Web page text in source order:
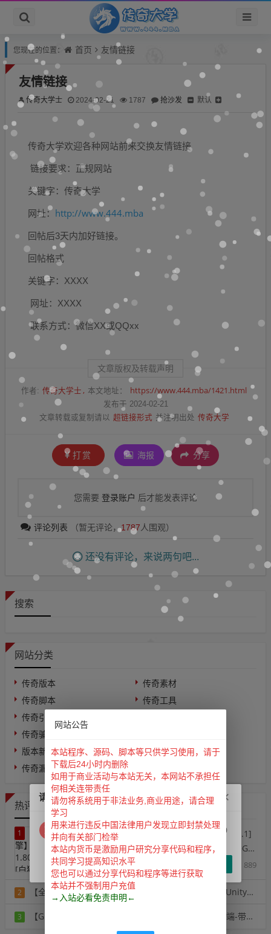
您现在的位置： 首页 友情链接
友情链接
传奇大学士 2024-02-21 1787 抢沙发 默认
传奇大学欢迎各种网站前来交换友情链接
链接要求：正规网站
关键字：传奇大学
网址： http://www.444.mba
回帖后3天内加好链接。
回帖格式
关键字：XXXX
网址：XXXX
联系方式：微信XX或QQxx
文章版权及转载声明
作者: 传奇大学士 本文地址： https://www.444.mba/1421.html
发布于 2024-02-21
文章转载或复制请以 超链接形式 并注明出处 传奇大学
打赏 海报 分享
您需要 登录账户 后才能发表评论
评论列表 （暂无评论，1787 人围观）
还没有评论，来说两句吧...
搜索
网站分类
传奇版本
传奇素材
传奇脚本
传奇工具
传奇引擎
传奇骗子
版本新闻
问答求助
传奇漏洞
热评文章
1
【战神引擎】传奇手游1.80天龙盛世[白猪3.1]
最新整理Win系复古服务端+安卓苹果双端+GM
授权后台+详细搭建教程
阅读：889
2 【全网独家】水晶三端【08更新04】水晶韩版传奇2 Unity三端重置单机版一键端
阅读：359
3 【GEE引擎】独家东方铭文神器BUFF复古三职业服务端-带假人-铭文-宠物-自动回收
请求失败 ×
很抱歉，无法完成本次请求。http状态码：0
网站公告
本站程序、源码、脚本等只供学习使用，请于
下载后24小时内删除
如用于商业活动与本站无关，本网站不承担任
何相关连带责任
请勿将系统用于非法业务,商业用途，请合理
学习
用来进行违反中国法律用户发现立即封禁处理
并向有关部门检举
本站内货币是激励用户研究分享代码和程序，
共同学习提高知识水平
您也可以通过分享代码和程序等进行获取
本站并不强制用户充值
→入站必看免责申明←